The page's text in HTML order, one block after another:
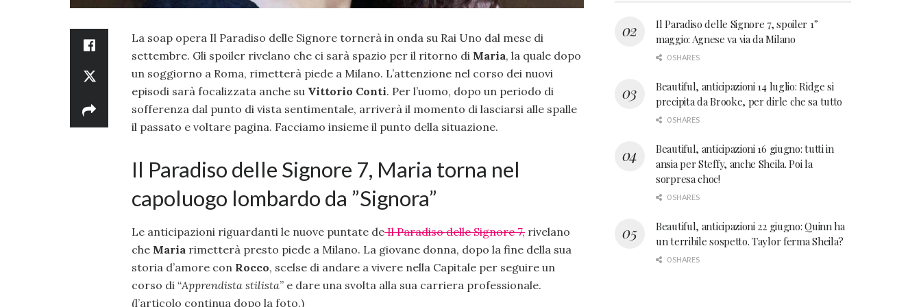
La soap opera Il Paradiso delle Signore tornerà in onda su Rai Uno dal mese di
settembre. Gli spoiler rivelano che ci sarà spazio per il ritorno di Maria, la quale dopo
un soggiorno a Roma, rimetterà piede a Milano. L’attenzione nel corso dei nuovi
episodi sarà focalizzata anche su Vittorio Conti. Per l’uomo, dopo un periodo di
sofferenza dal punto di vista sentimentale, arriverà il momento di lasciarsi alle spalle
il passato e voltare pagina. Facciamo insieme il punto della situazione.
Il Paradiso delle Signore 7, Maria torna nel
capoluogo lombardo da ”Signora”
Le anticipazioni riguardanti le nuove puntate deIl Paradiso delle Signore 7, rivelano
che Maria rimetterà presto piede a Milano. La giovane donna, dopo la fine della sua
storia d’amore con Rocco, scelse di andare a vivere nella Capitale per seguire un
corso di “Apprendista stilista” e dare una svolta alla sua carriera professionale.
(l’articolo continua dopo la foto.)
Il Paradiso delle Signore 7, spoiler 1°
maggio: Agnese va via da Milano
0 SHARES
Beautiful, anticipazioni 14 luglio: Ridge si
precipita da Brooke, per dirle che sa tutto
0 SHARES
Beautiful, anticipazioni 16 giugno: tutti in
ansia per Steffy, anche Sheila. Poi la
sorpresa choc!
0 SHARES
Beautiful, anticipazioni 22 giugno: Quinn ha
un terribile sospetto. Taylor ferma Sheila?
0 SHARES